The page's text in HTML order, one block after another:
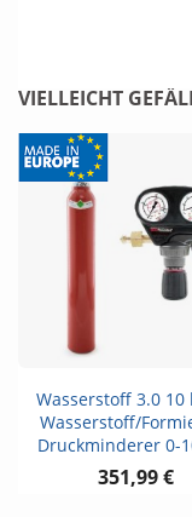
VIELLEICHT
Wasserstoff 3.0 10
Wasserstoff/
Druckminderer 0-
351,99 €